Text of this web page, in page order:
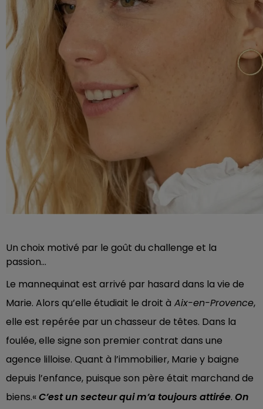
Un choix motivé par le goût du challenge et la
passion...
Le mannequinat est arrivé par hasard dans la vie de
Marie. Alors qu’elle étudiait le droit à Aix-en-Provence,
elle est repérée par un chasseur de têtes. Dans la
foulée, elle signe son premier contrat dans une
agence lilloise. Quant à l’immobilier, Marie y baigne
depuis l’enfance, puisque son père était marchand de
biens.«C’est un secteur qui m’a toujours attirée. On